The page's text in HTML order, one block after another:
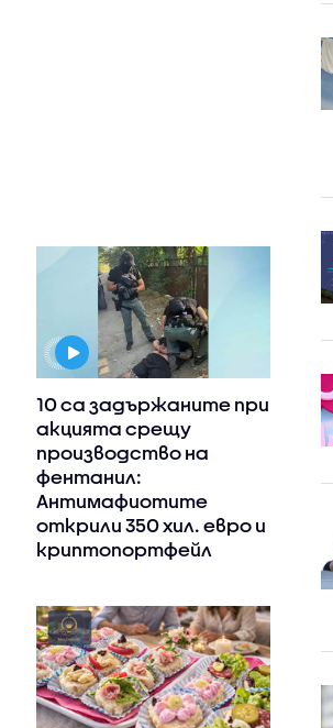
10 са задържаните при
акцията срещу
производство на
фентанил:
Антимафиотите
открили 350 хил. евро и
криптопортфейл